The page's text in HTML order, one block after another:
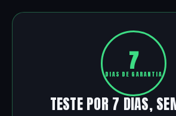
7
DIAS DE GARANTIA
TESTE POR 7 DIAS,